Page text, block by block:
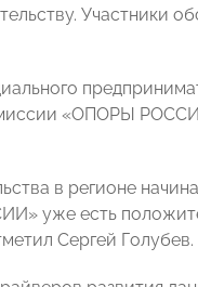
Участники
«ОПОРЫ
в регионе
уже есть
Сергей Голубев.